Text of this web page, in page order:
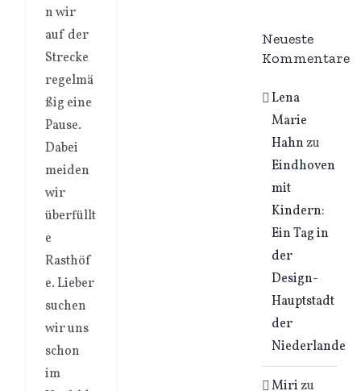
n wir
auf der
Strecke
regelmä
ßig eine
Pause.
Dabei
meiden
wir
überfüllt
e
Rasthöf
e. Lieber
suchen
wir uns
schon
im
Neueste
Kommentare
Lena
Marie
Hahnzu
Eindhoven
mit
Kindern:
Ein Tag in
der
Design-
Hauptstadt
der
Niederlande
Mirizu